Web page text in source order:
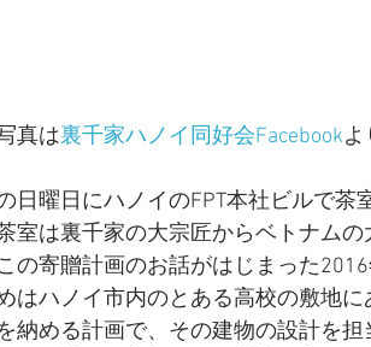
真は裏千家ハノイ同好会Facebookよ
日曜日にハノイのFPT本社ビルで茶
室は裏千家の大宗匠からベトナム
の寄贈計画のお話がはじまった
はハノイ市内のとある高校の敷地
納める計画で、その建物の設計を